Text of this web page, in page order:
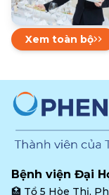
Xem toàn bộ
Bệnh viện Đại
🏥 Tổ 5 Hòe Thị,